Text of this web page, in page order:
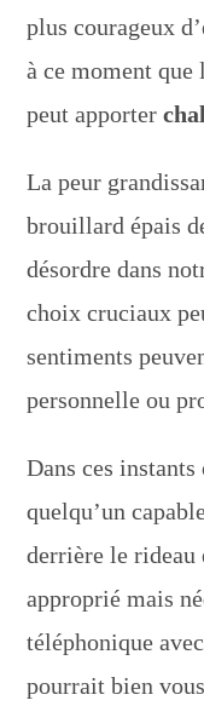
plus courageux
à ce moment que
peut apporter
La peur
brouillard épais
désordre dans
choix cruciaux
sentiments
personnelle ou
Dans ces
quelqu’un
derrière le rideau
approprié mais
téléphonique
pourrait bien